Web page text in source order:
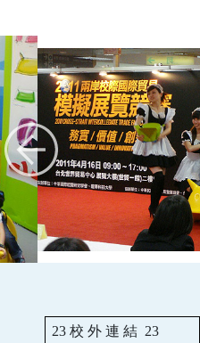
23 校 外 連 結 23